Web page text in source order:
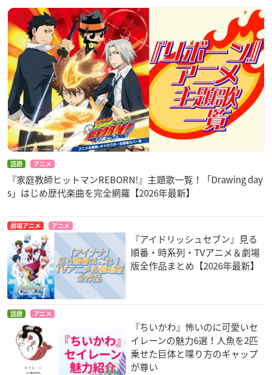
話題 アニメ
『家庭教師ヒットマンREBORN!』主題歌一覧！「Drawing day
s」はじめ歴代楽曲を完全網羅【2026年最新】
劇場アニメ アニメ
『アイドリッシュセブン』見る
順番・時系列・TVアニメ＆劇場
版全作品まとめ【2026年最新】
話題 アニメ
『ちいかわ』怖いのに可愛いセ
イレーンの魅力6選！人魚を2匹
乗せた巨体と喋り方のギャップ
が尊い